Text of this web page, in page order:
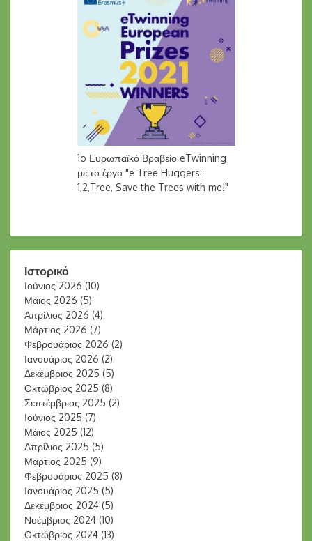
1o Ευρωπαϊκό Βραβείο eTwinning
με το έργο "e Tree Huggers:
1,2,Tree, Save the Trees with me!"
Ιστορικό
Ιούνιος 2026 (10)
Μάιος 2026 (5)
Απρίλιος 2026 (4)
Μάρτιος 2026 (7)
Φεβρουάριος 2026 (2)
Ιανουάριος 2026 (2)
Δεκέμβριος 2025 (5)
Οκτώβριος 2025 (8)
Σεπτέμβριος 2025 (2)
Ιούνιος 2025 (7)
Μάιος 2025 (12)
Απρίλιος 2025 (5)
Μάρτιος 2025 (9)
Φεβρουάριος 2025 (8)
Ιανουάριος 2025 (5)
Δεκέμβριος 2024 (5)
Νοέμβριος 2024 (10)
Οκτώβριος 2024 (13)